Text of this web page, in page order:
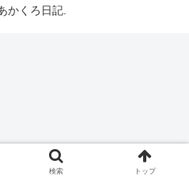
かくろ日記.
検索 トップ